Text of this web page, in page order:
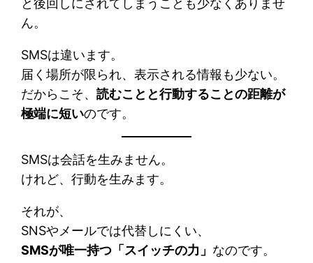
ん。
SMSは違います。
届く場所が限られ、表示される情報も少ない。
だからこそ、読むことと行動することの距離が
極端に短いのです。
SMSは会話を生みません。
けれど、行動を生みます。
それが、
SNSやメールでは代替しにくい、
SMSが唯一持つ「スイッチの力」 なのです。